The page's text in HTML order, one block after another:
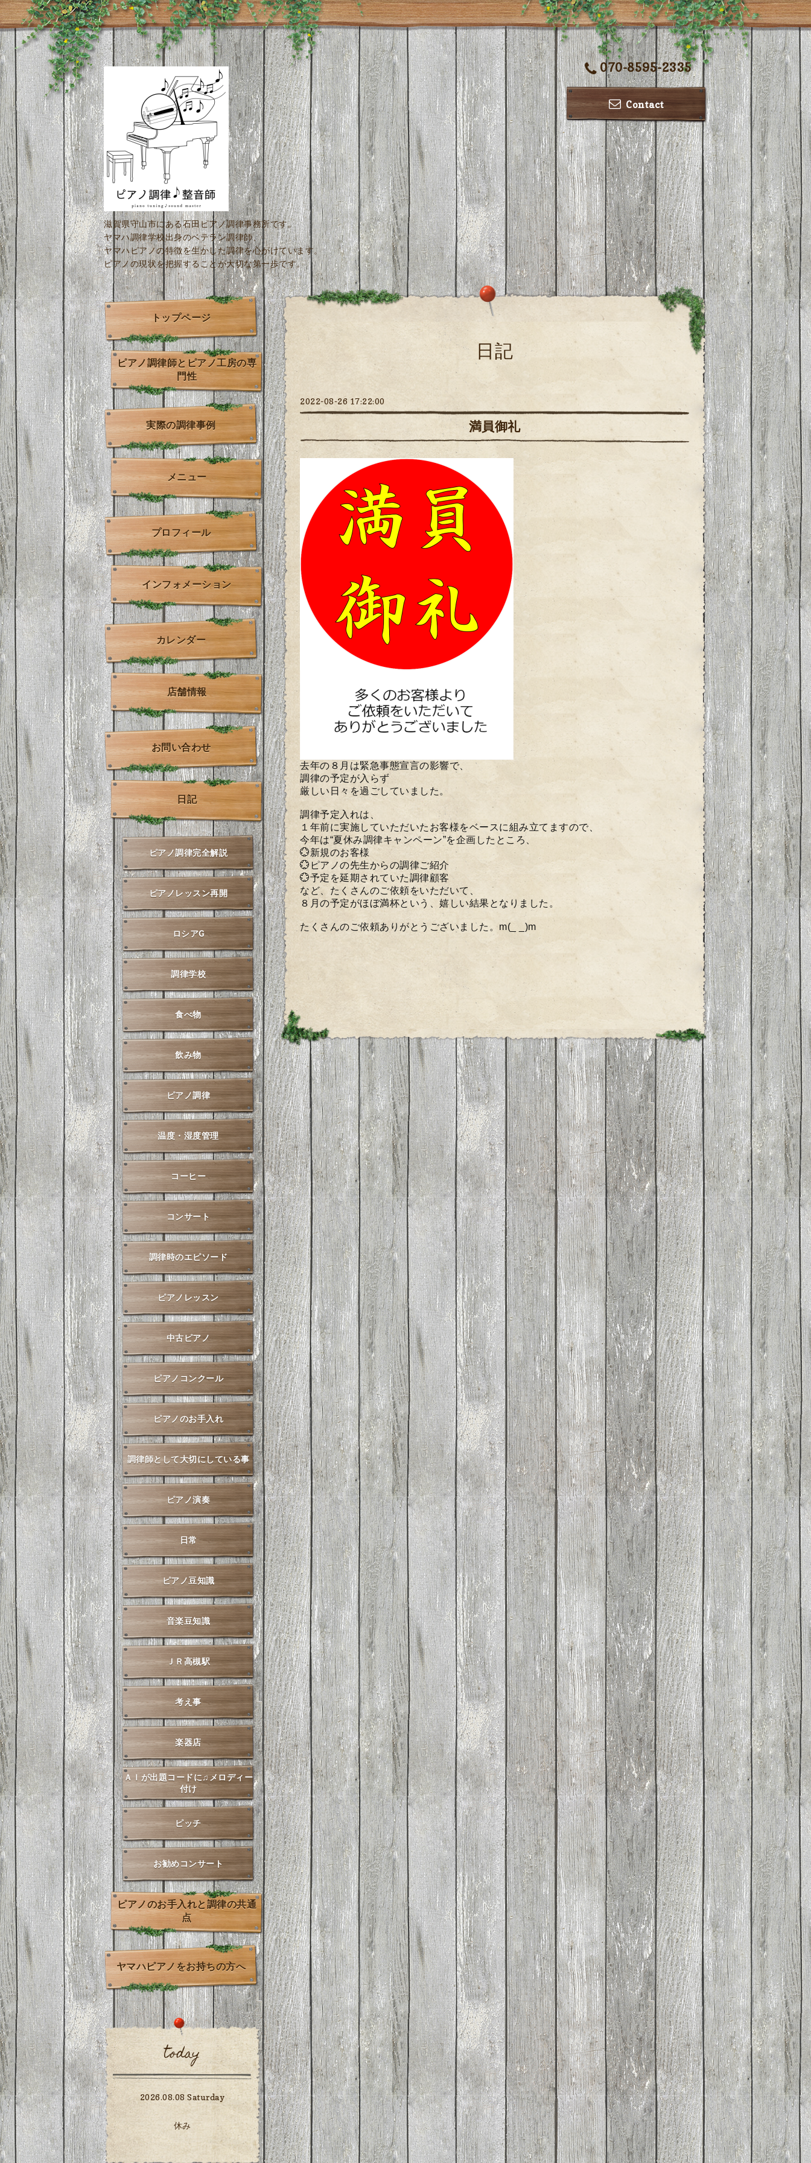
070-8595-2335
Contact
滋賀県守山市にある石田ピアノ調律事務所です。
ヤマハ調律学校出身のベテラン調律師、
ヤマハピアノの特徴を生かした調律を心がけています。
ピアノの現状を把握することが大切な第一歩です。
日記
2022-08-26 17:22:00
満員御礼
去年の８月は緊急事態宣言の影響で、
調律の予定が入らず
厳しい日々を過ごしていました。
調律予定入れは、
１年前に実施していただいたお客様をベースに組み立てますので、
今年は“夏休み調律キャンペーン”を企画したところ、
💮新規のお客様
💮ピアノの先生からの調律ご紹介
💮予定を延期されていた調律顧客
など、たくさんのご依頼をいただいて、
８月の予定がほぼ満杯という、嬉しい結果となりました。
たくさんのご依頼ありがとうございました。m(_ _)m
トップページ
ピアノ調律師とピアノ工房の専
門性
実際の調律事例
メニュー
プロフィール
インフォメーション
カレンダー
店舗情報
お問い合わせ
日記
ピアノ調律完全解説
ピアノレッスン再開
ロシアG
調律学校
食べ物
飲み物
ピアノ調律
温度・湿度管理
コーヒー
コンサート
調律時のエピソード
ピアノレッスン
中古ピアノ
ピアノコンクール
ピアノのお手入れ
調律師として大切にしている事
ピアノ演奏
日常
ピアノ豆知識
音楽豆知識
ＪＲ高槻駅
考え事
楽器店
ＡＩが出題コードに♫メロディー
付け
ピッチ
お勧めコンサート
ピアノのお手入れと調律の共通
点
ヤマハピアノをお持ちの方へ
today
2026.08.08 Saturday
休み